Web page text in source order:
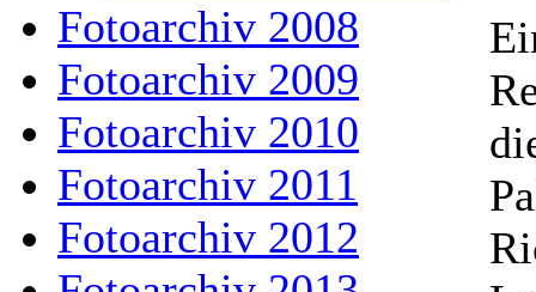
Fotoarchiv 2008
Fotoarchiv 2009
Fotoarchiv 2010
Fotoarchiv 2011
Fotoarchiv 2012